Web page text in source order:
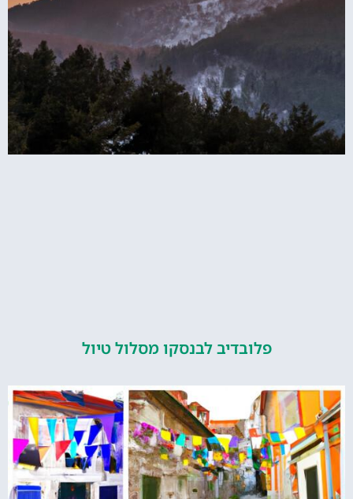
פלובדיב לבנסקו מסלול טיול